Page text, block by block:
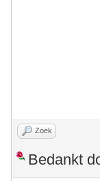
Zoek
Bedankt